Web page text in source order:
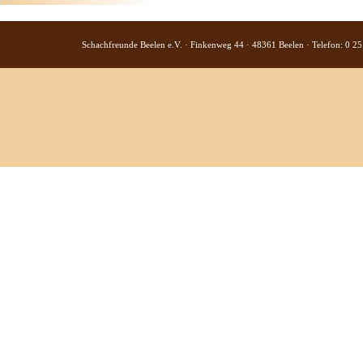
Schachfreunde Beelen e.V. · Finkenweg 44 · 48361 Beelen · Telefon: 0